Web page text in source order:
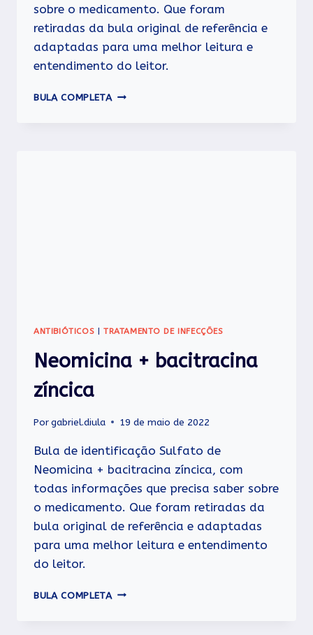
sobre o medicamento. Que foram
retiradas da bula original de referência e
adaptadas para uma melhor leitura e
entendimento do leitor.
BULA COMPLETA VICK
ANTIBIÓTICOS TRATAMENTO DE INFECÇÕES
Neomicina + bacitracina
zíncica
Porgabriel.diula 19 de maio de 2022
Bula de identificação Sulfato de
Neomicina + bacitracina zíncica, com
todas informações que precisa saber sobre
o medicamento. Que foram retiradas da
bula original de referência e adaptadas
para uma melhor leitura e entendimento
do leitor.
BULA COMPLETA NEOMICINA